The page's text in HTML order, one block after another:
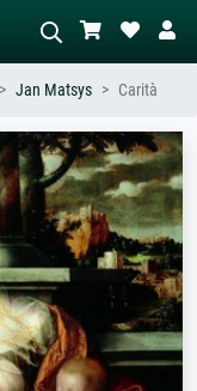
Ricerca immagini AI
scena – es. prato verde,
molto rosso, dipinto a
nudo in piedi vicino a un
albero.
Jan Matsys Carità